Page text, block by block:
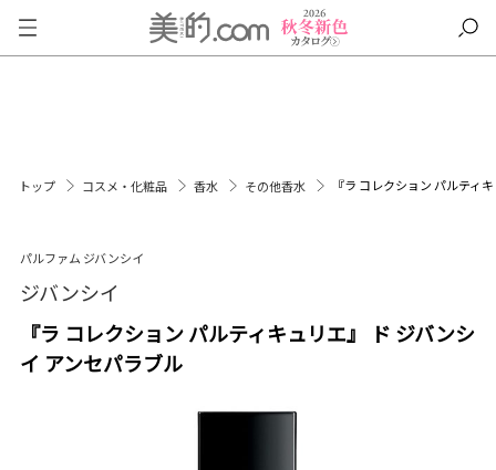
トップ コスメ・化粧品 香水 その他香水 『ラ コレクション パルティ
パルファム ジバンシイ
ジバンシイ
『ラ コレクション パルティキュリエ』 ド ジバンシ
イ アンセパラブル